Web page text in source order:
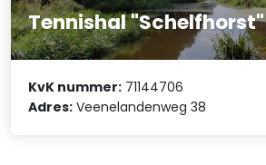
Tennishal "Schelfhorst"
KvK nummer: 71144706
Adres: Veenelandenweg 38